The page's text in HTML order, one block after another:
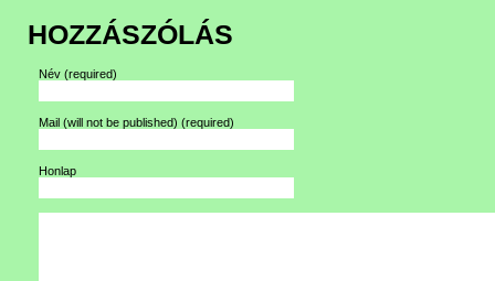
HOZZÁSZÓLÁS
Név (required)
Mail (will not be published) (required)
Honlap